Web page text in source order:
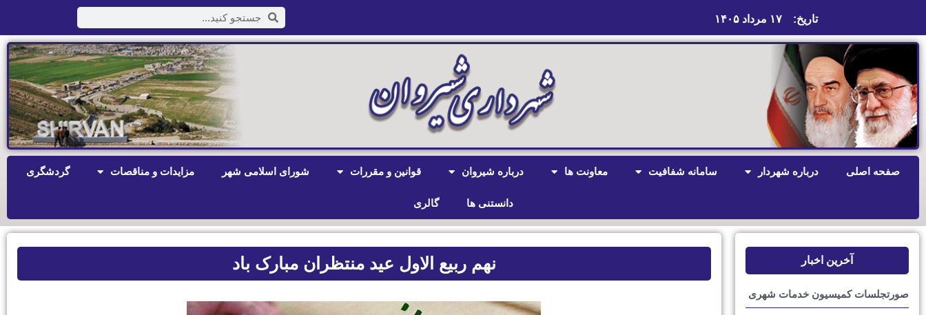
تاریخ: ۱۷ مرداد ۱۴۰۵
صفحه اصلی درباره شهردار سامانه شفافیت معاونت ها درباره شیروان قوانین و مقررات شورای اسلامی شهر مزایدات و مناقصات گردشگری
دانستنی ها گالری
آخرین اخبار
صورتجلسات کمیسیون خدمات شهری
نهم ربیع الاول عید منتظران مبارک باد